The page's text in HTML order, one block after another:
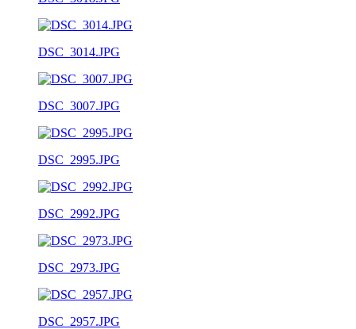
DSC_3014.JPG
DSC_3007.JPG
DSC_2995.JPG
DSC_2992.JPG
DSC_2973.JPG
DSC_2957.JPG